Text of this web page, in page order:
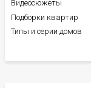
Видеосюжеты
Подборки квартир
Типы и серии домов